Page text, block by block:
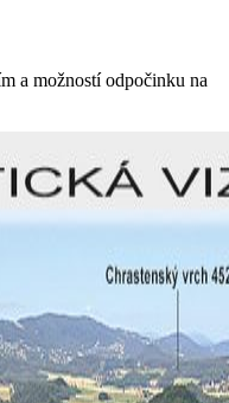
a možností odpočinku na